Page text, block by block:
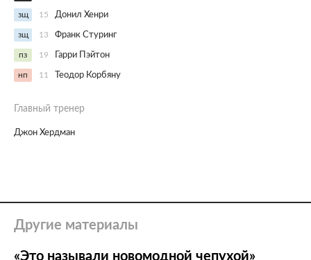
зщ 15 Донил Хенри
зщ 13 Франк Стуринг
пз 19 Гарри Пэйтон
нп 11 Теодор Корбяну
Главный тренер
Джон Хердман
Другие материалы
«Это называли новомодной чепухой»